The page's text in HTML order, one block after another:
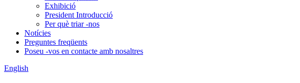
Exhibició
President Introducció
Per què triar -nos
Notícies
Preguntes freqüents
Poseu -vos en contacte amb nosaltres
English